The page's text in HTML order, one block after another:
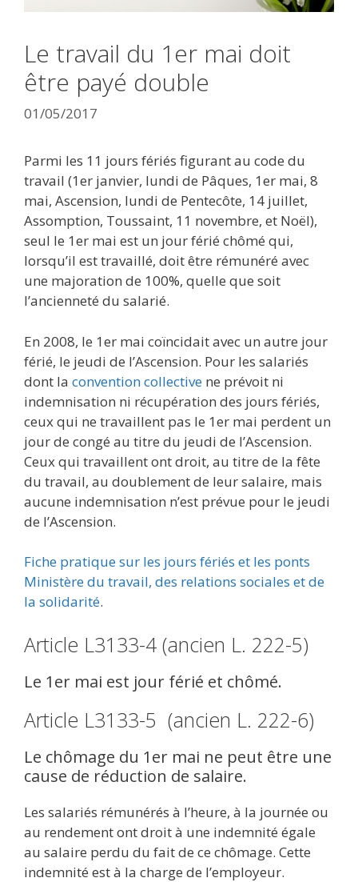
Le travail du 1er mai doit
être payé double
01/05/2017
Parmi les 11 jours fériés figurant au code du
travail (1er janvier, lundi de Pâques, 1er mai, 8
mai, Ascension, lundi de Pentecôte, 14 juillet,
Assomption, Toussaint, 11 novembre, et Noël),
seul le 1er mai est un jour férié chômé qui,
lorsqu’il est travaillé, doit être rémunéré avec
une majoration de 100%, quelle que soit
l’ancienneté du salarié.
En 2008, le 1er mai coïncidait avec un autre jour
férié, le jeudi de l’Ascension. Pour les salariés
dont la convention collective ne prévoit ni
indemnisation ni récupération des jours fériés,
ceux qui ne travaillent pas le 1er mai perdent un
jour de congé au titre du jeudi de l’Ascension.
Ceux qui travaillent ont droit, au titre de la fête
du travail, au doublement de leur salaire, mais
aucune indemnisation n’est prévue pour le jeudi
de l’Ascension.
Fiche pratique sur les jours fériés et les ponts
Ministère du travail, des relations sociales et de
la solidarité.
Article L3133-4 (ancien L. 222-5)
Le 1er mai est jour férié et chômé.
Article L3133-5 (ancien L. 222-6)
Le chômage du 1er mai ne peut être une
cause de réduction de salaire.
Les salariés rémunérés à l’heure, à la journée ou
au rendement ont droit à une indemnité égale
au salaire perdu du fait de ce chômage. Cette
indemnité est à la charge de l’employeur.